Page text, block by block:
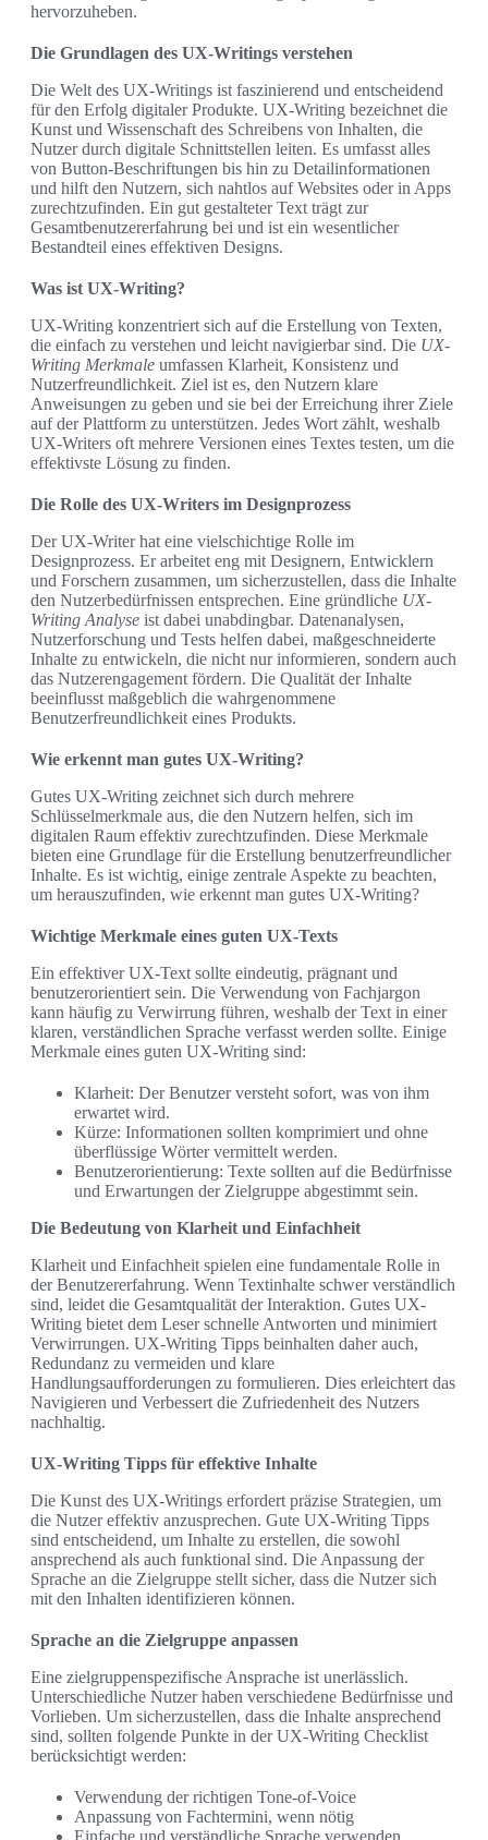
hervorzuheben.
Die Grundlagen des UX-Writings verstehen
Die Welt des UX-Writings ist faszinierend und entscheidend
für den Erfolg digitaler Produkte. UX-Writing bezeichnet die
Kunst und Wissenschaft des Schreibens von Inhalten, die
Nutzer durch digitale Schnittstellen leiten. Es umfasst alles
von Button-Beschriftungen bis hin zu Detailinformationen
und hilft den Nutzern, sich nahtlos auf Websites oder in Apps
zurechtzufinden. Ein gut gestalteter Text trägt zur
Gesamtbenutzererfahrung bei und ist ein wesentlicher
Bestandteil eines effektiven Designs.
Was ist UX-Writing?
UX-Writing konzentriert sich auf die Erstellung von Texten,
die einfach zu verstehen und leicht navigierbar sind. Die UX-
Writing Merkmale umfassen Klarheit, Konsistenz und
Nutzerfreundlichkeit. Ziel ist es, den Nutzern klare
Anweisungen zu geben und sie bei der Erreichung ihrer Ziele
auf der Plattform zu unterstützen. Jedes Wort zählt, weshalb
UX-Writers oft mehrere Versionen eines Textes testen, um die
effektivste Lösung zu finden.
Die Rolle des UX-Writers im Designprozess
Der UX-Writer hat eine vielschichtige Rolle im
Designprozess. Er arbeitet eng mit Designern, Entwicklern
und Forschern zusammen, um sicherzustellen, dass die Inhalte
den Nutzerbedürfnissen entsprechen. Eine gründliche UX-
Writing Analyse ist dabei unabdingbar. Datenanalysen,
Nutzerforschung und Tests helfen dabei, maßgeschneiderte
Inhalte zu entwickeln, die nicht nur informieren, sondern auch
das Nutzerengagement fördern. Die Qualität der Inhalte
beeinflusst maßgeblich die wahrgenommene
Benutzerfreundlichkeit eines Produkts.
Wie erkennt man gutes UX-Writing?
Gutes UX-Writing zeichnet sich durch mehrere
Schlüsselmerkmale aus, die den Nutzern helfen, sich im
digitalen Raum effektiv zurechtzufinden. Diese Merkmale
bieten eine Grundlage für die Erstellung benutzerfreundlicher
Inhalte. Es ist wichtig, einige zentrale Aspekte zu beachten,
um herauszufinden, wie erkennt man gutes UX-Writing?
Wichtige Merkmale eines guten UX-Texts
Ein effektiver UX-Text sollte eindeutig, prägnant und
benutzerorientiert sein. Die Verwendung von Fachjargon
kann häufig zu Verwirrung führen, weshalb der Text in einer
klaren, verständlichen Sprache verfasst werden sollte. Einige
Merkmale eines guten UX-Writing sind:
Klarheit: Der Benutzer versteht sofort, was von ihm
erwartet wird.
Kürze: Informationen sollten komprimiert und ohne
überflüssige Wörter vermittelt werden.
Benutzerorientierung: Texte sollten auf die Bedürfnisse
und Erwartungen der Zielgruppe abgestimmt sein.
Die Bedeutung von Klarheit und Einfachheit
Klarheit und Einfachheit spielen eine fundamentale Rolle in
der Benutzererfahrung. Wenn Textinhalte schwer verständlich
sind, leidet die Gesamtqualität der Interaktion. Gutes UX-
Writing bietet dem Leser schnelle Antworten und minimiert
Verwirrungen. UX-Writing Tipps beinhalten daher auch,
Redundanz zu vermeiden und klare
Handlungsaufforderungen zu formulieren. Dies erleichtert das
Navigieren und Verbessert die Zufriedenheit des Nutzers
nachhaltig.
UX-Writing Tipps für effektive Inhalte
Die Kunst des UX-Writings erfordert präzise Strategien, um
die Nutzer effektiv anzusprechen. Gute UX-Writing Tipps
sind entscheidend, um Inhalte zu erstellen, die sowohl
ansprechend als auch funktional sind. Die Anpassung der
Sprache an die Zielgruppe stellt sicher, dass die Nutzer sich
mit den Inhalten identifizieren können.
Sprache an die Zielgruppe anpassen
Eine zielgruppenspezifische Ansprache ist unerlässlich.
Unterschiedliche Nutzer haben verschiedene Bedürfnisse und
Vorlieben. Um sicherzustellen, dass die Inhalte ansprechend
sind, sollten folgende Punkte in der UX-Writing Checklist
berücksichtigt werden:
Verwendung der richtigen Tone-of-Voice
Anpassung von Fachtermini, wenn nötig